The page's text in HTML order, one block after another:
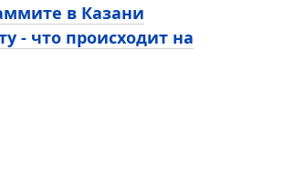
в Казани
- что происходит на